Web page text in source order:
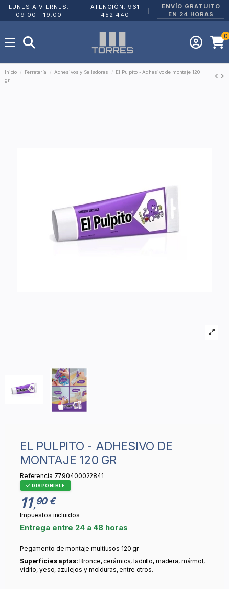
LUNES A VIERNES:
09:00 - 19:00
ATENCIÓN: 961
452 440
ENVÍO GRATUITO
EN 24 HORAS
0
Inicio Ferretería Adhesivos y Selladores
El Pulpito - Adhesivo de montaje 120
gr
EL PULPITO - ADHESIVO DE
MONTAJE 120 GR
Referencia 7790400022841
DISPONIBLE
11,90 €
Impuestos incluidos
Entrega entre 24 a 48 horas
Pegamento de montaje multiusos 120 gr
Superficies aptas: Bronce, cerámica, ladrillo, madera, mármol,
vidrio, yeso, azulejos y molduras, entre otros.